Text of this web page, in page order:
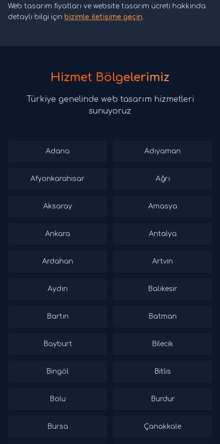
Web tasarım fiyatları ve website tasarım ücreti hakkında
detaylı bilgi için bizimle iletişime geçin.
Hizmet Bölgelerimiz
Türkiye genelinde web tasarım hizmetleri
sunuyoruz
Adana Adıyaman
Afyonkarahisar Ağrı
Aksaray Amasya
Ankara Antalya
Ardahan Artvin
Aydın Balıkesir
Bartın Batman
Bayburt Bilecik
Bingöl Bitlis
Bolu Burdur
Bursa Çanakkale